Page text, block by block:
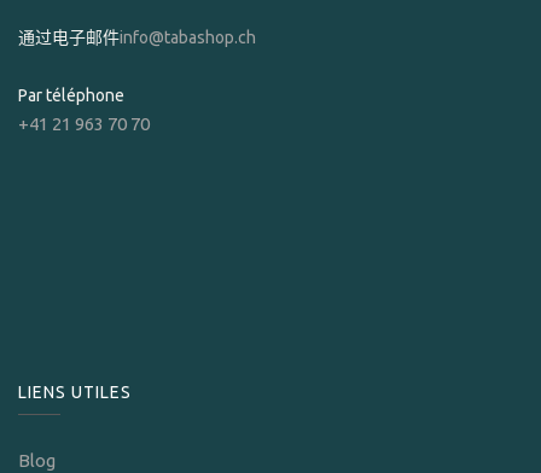
通过电子邮件info@tabashop.ch
Par téléphone
+41 21 963 70 70
LIENS UTILES
Blog